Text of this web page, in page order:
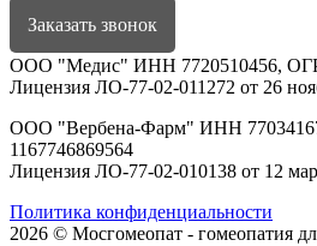
Заказать звонок
ООО "Медис" ИНН 7720510456,
Лицензия ЛО-77-02-011272 от 26
ООО "Вербена-Фарм" ИНН
1167746869564
Лицензия ЛО-77-02-010138 от 12
Политика конфиденциальности
2026 © Мосгомеопат - гомеопатия